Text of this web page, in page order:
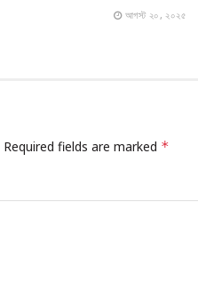
আগস্ট ২০, ২০২৫
Required fields are marked *